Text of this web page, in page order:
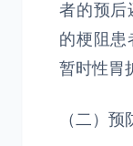
者的预后
的梗阻患
暂时性胃
（二）预